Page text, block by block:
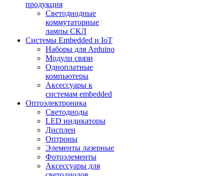
продукция
Светодиодные
коммутаторные
лампы СКЛ
Системы Embedded и IoT
Наборы для Arduino
Модули связи
Одноплатные
компьютеры
Аксессуары к
системам embedded
Oптоэлектроника
Светодиоды
LED индикаторы
Дисплеи
Оптроны
Элементы лазерные
Фотоэлементы
Аксессуары для